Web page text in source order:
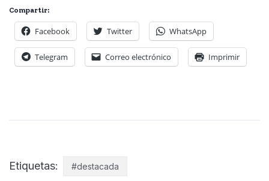
Compartir:
Facebook Twitter WhatsApp
Telegram Correo electrónico Imprimir
Etiquetas: #destacada